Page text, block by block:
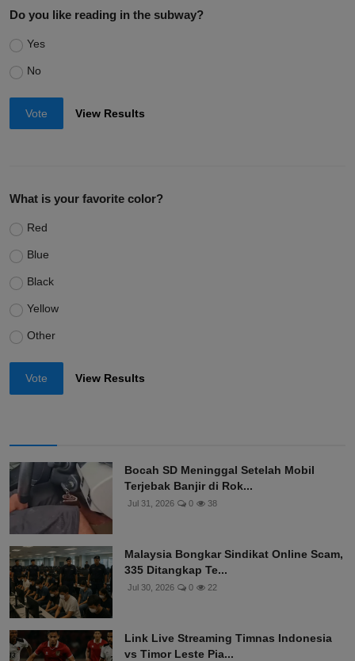
Do you like reading in the subway?
Yes
No
Vote View Results
What is your favorite color?
Red
Blue
Black
Yellow
Other
Vote View Results
Bocah SD Meninggal Setelah Mobil
Terjebak Banjir di Rok...
Jul 31, 2026 0 38
Malaysia Bongkar Sindikat Online Scam,
335 Ditangkap Te...
Jul 30, 2026 0 22
Link Live Streaming Timnas Indonesia
vs Timor Leste Pia...